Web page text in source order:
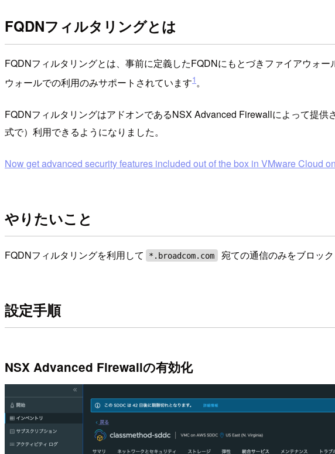
FQDNフィルタリングとは
FQDNフィルタリングとは、事前に定義したFQDNにもとづきファイアウォ
ウォールでの利用のみサポートされています1。
FQDNフィルタリングはアドオンであるNSX Advanced Firewallによって提
式で）利用できるようになりました。
Now get advanced security features included out of the box in VMware Cloud
やりたいこと
FQDNフィルタリングを利用して *.broadcom.com 宛ての通信のみをブロック
設定手順
NSX Advanced Firewallの有効化